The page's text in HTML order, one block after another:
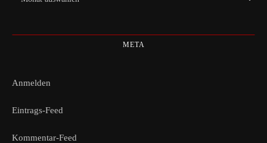
META
Anmelden
Eintrags-Feed
Kommentar-Feed